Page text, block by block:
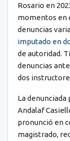
Rosario en
momentos en
denuncias
imputado en
de autoridad.
denuncias
dos
La denunciada
Andalaf
pronunció en
magistrado,